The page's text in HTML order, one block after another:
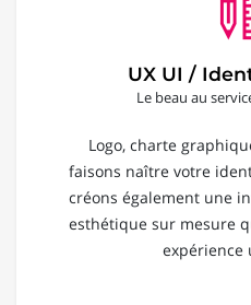
UX UI /
Le beau au
Logo, charte
faisons naître votre
créons également une
esthétique sur mesure
expérience